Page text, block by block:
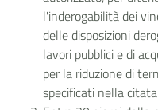
l'inderogabilità dei
delle disposizioni
lavori pubblici e di
per la riduzione di
specificati nella